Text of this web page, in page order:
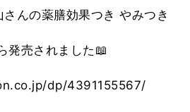
んの薬膳効果つき やみつき
発売されました📖
dp/4391155567/